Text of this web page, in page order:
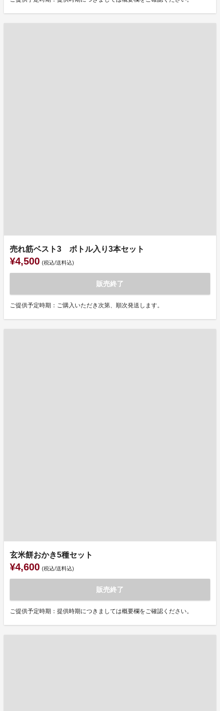
売れ筋ベスト3 ボトル入り3本セット
¥4,500 (税込/送料込)
販売終了
ご提供予定時期：ご購入いただき次第、順次発送します。
玄米餅おかき5種セット
¥4,600 (税込/送料込)
販売終了
ご提供予定時期：提供時期につきましては概要欄をご確認ください。